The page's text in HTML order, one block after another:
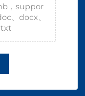
，suppor
、docx、
txt